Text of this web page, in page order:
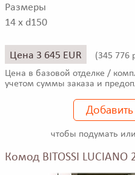
Размеры
14 x d150
Цена 3 645 EUR (345 776
Цена в базовой отделке /
учетом суммы заказа и
чтобы подумать
Комод BITOSSI LUCIANO